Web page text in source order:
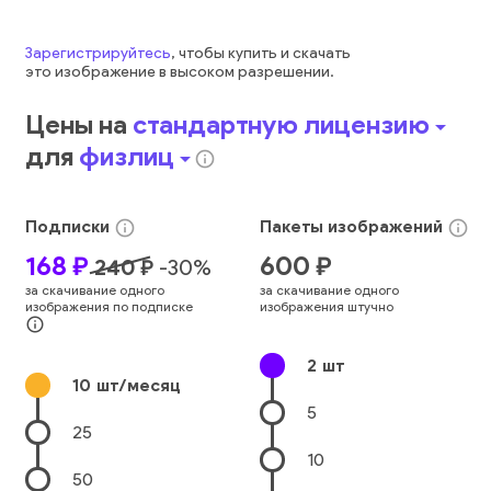
Зарегистрируйтесь, чтобы купить и скачать
это изображениев высоком разрешении.
Цены на стандартную лицензиюarrow_drop_down
для физлицarrow_drop_downinfo_outline
Подписки info_outline
168 ₽ 240₽ -30%
за скачивание одного
изображения по подписке
info_outline
10 шт/месяц
25
50
Пакеты изображений info_outline
600 ₽
за скачивание одного
изображения штучно
2 шт
5
10